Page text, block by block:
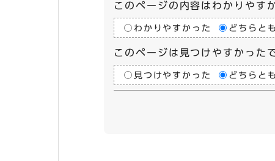
このページの内容はわかりやす
わかりやすかった どちらと
このページは見つけやすかった
見つけやすかった どちらと